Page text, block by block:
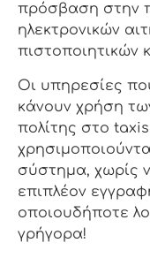
πρόσβαση στην
ηλεκτρονικών
πιστοποιητικών
Οι υπηρεσίες
κάνουν χρήση
πολίτης στο
σύστημα, χωρίς
επιπλέον
οποιουδήποτε
γρήγορα!